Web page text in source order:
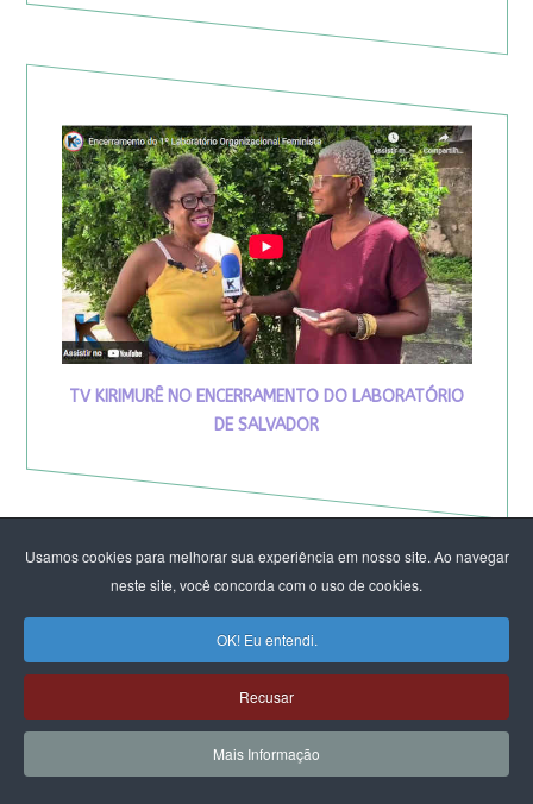
Usamos cookies para melhorar sua experiência em nosso site. Ao navegar
neste site, você concorda com o uso de cookies.
OK! Eu entendi.
Recusar
Mais Informação
TV KIRIMURÊ NO ENCERRAMENTO DO LABORATÓRIO
DE SALVADOR